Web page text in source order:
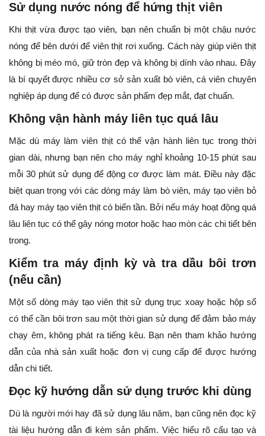
Sử dụng nước nóng để hứng thịt viên
Khi thịt vừa được tạo viên, bạn nên chuẩn bị một chậu nước
nóng để bên dưới để viên thịt rơi xuống. Cách này giúp viên thịt
không bị méo mó, giữ tròn đẹp và không bị dính vào nhau. Đây
là bí quyết được nhiều cơ sở sản xuất bò viên, cá viên chuyên
nghiệp áp dụng để có được sản phẩm đẹp mắt, đạt chuẩn.
Không vận hành máy liên tục quá lâu
Mặc dù máy làm viên thịt có thể vận hành liên tục trong thời
gian dài, nhưng bạn nên cho máy nghỉ khoảng 10-15 phút sau
mỗi 30 phút sử dụng để động cơ được làm mát. Điều này đặc
biệt quan trọng với các dòng máy làm bò viên, máy tạo viên bỏ
đá hay máy tạo viên thịt có biến tần. Bởi nếu máy hoạt động quá
lâu liên tục có thể gây nóng motor hoặc hao mòn các chi tiết bên
trong.
Kiểm tra máy định kỳ và tra dầu bôi trơn
(nếu cần)
Một số dòng máy tạo viên thịt sử dụng trục xoay hoặc hộp số
có thể cần bôi trơn sau một thời gian sử dụng để đảm bảo máy
chạy êm, không phát ra tiếng kêu. Bạn nên tham khảo hướng
dẫn của nhà sản xuất hoặc đơn vị cung cấp để được hướng
dẫn chi tiết.
Đọc kỹ hướng dẫn sử dụng trước khi dùng
Dù là người mới hay đã sử dụng lâu năm, bạn cũng nên đọc kỹ
tài liệu hướng dẫn đi kèm sản phẩm. Việc hiểu rõ cấu tạo và